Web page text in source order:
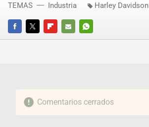
FACEBOOKTWITTERFLIPBOARD
E-
WHATSAPP
TEMAS Industria Harley Davidson
Comentarios cerrados